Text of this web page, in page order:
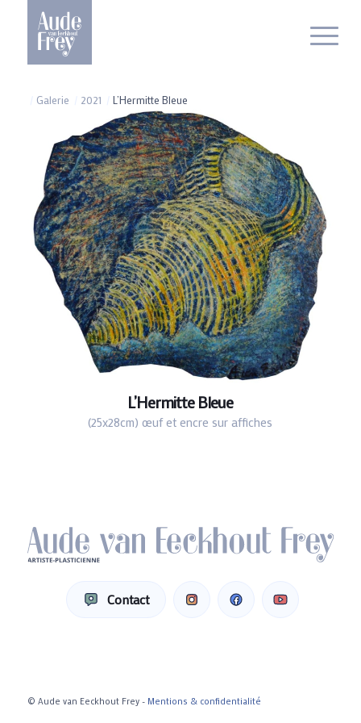
Galerie 2021 L’Hermitte Bleue
L’Hermitte Bleue
(25x28cm) œuf et encre sur affiches
Contact
© Aude van Eeckhout Frey - Mentions & confidentialité